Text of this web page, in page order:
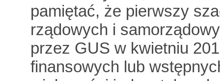
pamiętać, że pierwszy
rządowych i
przez GUS w kwietniu
finansowych lub